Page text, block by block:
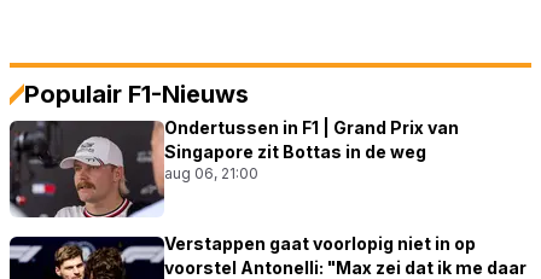
Populair F1-Nieuws
Ondertussen in F1 | Grand Prix van
Singapore zit Bottas in de weg
aug 06, 21:00
Verstappen gaat voorlopig niet in op
voorstel Antonelli: "Max zei dat ik me daar